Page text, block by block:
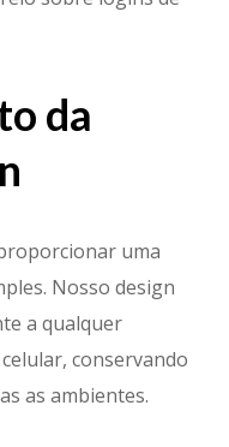
da
uma
Nosso design
a qualquer
conservando
as ambientes.